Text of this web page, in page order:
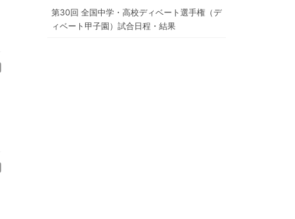
第30回 全国中学・高校ディベート選手権（デ
ィベート甲子園）試合日程・結果